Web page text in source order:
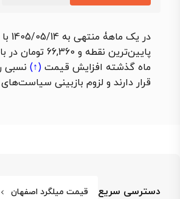
در یک ماهۀ منتهی به 1405/05/14 با توجه به نوسانات
ماه گذشته افزایش قیمت (↑) نسبی
قرار دارند و لزوم بازبینی
دسترسی سریع قیمت میلگرد اصفهان